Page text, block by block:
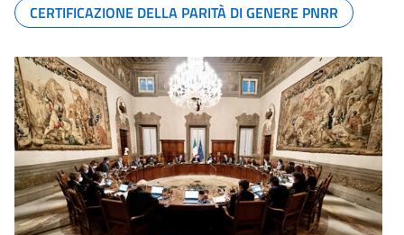
CERTIFICAZIONE DELLA PARITÀ DI GENERE PNRR